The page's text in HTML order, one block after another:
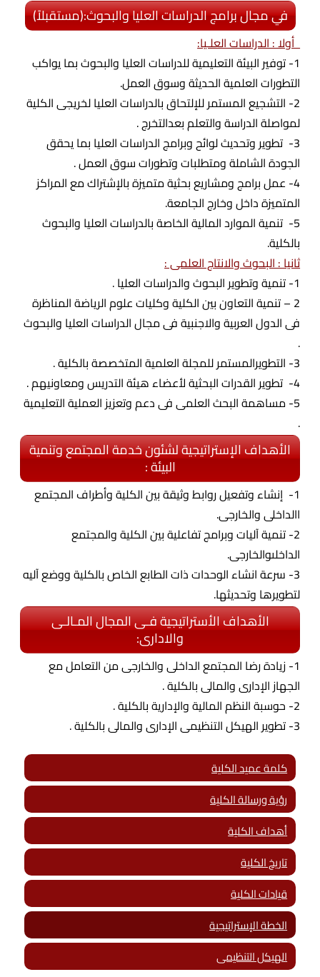
في مجال برامج الدراسات العليا والبحوث:(مستقبلاً)
أولا : الدراسات العلـيا:
1- توفير البيئة التعليمية للدراسات العليا والبحوث بما يواكب
التطورات العلمية الحديثة وسوق العمل.
2- التشجيع المستمر للإلتحاق بالدراسات العليا لخريجى الكلية
لمواصلة الدراسة والتعلم بعدالتخرج .
3- تطوير وتحديث لوائح وبرامج الدراسات العليا بما يحقق
الجودة الشاملة ومتطلبات وتطورات سوق العمل .
4- عمل برامج ومشاريع بحثية متميزة بالإشتراك مع المراكز
المتميزة داخل وخارج الجامعة.
5- تنمية الموارد المالية الخاصة بالدراسات العليا والبحوث
بالكلية.
ثانيا : البحوث والانتاج العلمى :
1- تنمية وتطوير البحوث والدراسات العليا .
2 – تنمية التعاون بين الكلية وكليات علوم الرياضة المناظرة
فى الدول العربية والاجنبية فى مجال الدراسات العليا والبحوث
.
3- التطويرالمستمر للمجلة العلمية المتخصصة بالكلية .
4- تطوير القدرات البحثية لأعضاء هيئة التدريس ومعاونيهم .
5- مساهمة البحث العلمى فى دعم وتعزيز العملية التعليمية
.
الأهداف الإستراتيجية لشئون خدمة المجتمع وتنمية
البيئة :
1- إنشاء وتفعيل روابط وثيقة بين الكلية وأطراف المجتمع
االداخلى والخارجى.
2- تنمية آليات وبرامج تفاعلية بين الكلية والمجتمع
الداخلىوالخارجى.
3- سرعة انشاء الوحدات ذات الطابع الخاص بالكلية ووضع آليه
لتطويرها وتحديثها.
الأهداف الأستراتيجية فـى المجال المـالـى
والادارى:
1- زيادة رضا المجتمع الداخلى والخارجى من التعامل مع
الجهاز الإدارى والمالى بالكلية .
2- حوسبة النظم المالية والإدارية بالكلية .
3- تطوير الهيكل التنظيمى الإدارى والمالى بالكلية .
كلمة عميد الكلية
رؤية ورسالة الكلية
أهداف الكلية
تاريخ الكلية
قيادات الكلية
الخطة الإستراتيجية
الهيكل التنظيمى